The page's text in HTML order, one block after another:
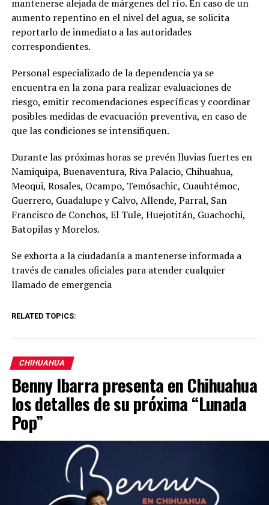
mantenerse alejada de márgenes del río. En caso de un
aumento repentino en el nivel del agua, se solicita
reportarlo de inmediato a las autoridades
correspondientes.
Personal especializado de la dependencia ya se
encuentra en la zona para realizar evaluaciones de
riesgo, emitir recomendaciones específicas y coordinar
posibles medidas de evacuación preventiva, en caso de
que las condiciones se intensifiquen.
Durante las próximas horas se prevén lluvias fuertes en
Namiquipa, Buenaventura, Riva Palacio, Chihuahua,
Meoqui, Rosales, Ocampo, Temósachic, Cuauhtémoc,
Guerrero, Guadalupe y Calvo, Allende, Parral, San
Francisco de Conchos, El Tule, Huejotitán, Guachochi,
Batopilas y Morelos.
Se exhorta a la ciudadanía a mantenerse informada a
través de canales oficiales para atender cualquier
llamado de emergencia
RELATED TOPICS:
CHIHUAHUA
Benny Ibarra presenta en Chihuahua
los detalles de su próxima “Lunada
Pop”